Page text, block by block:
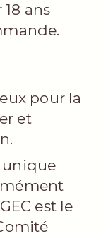
ans
pour la
et
est le